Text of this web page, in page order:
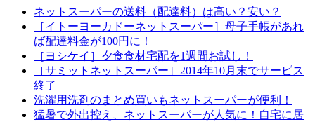
ネットスーパーの送料（配達料）は高い？安い？
［イトーヨーカドーネットスーパー］母子手帳があれ
ば配達料金が100円に！
［ヨシケイ］夕食食材宅配を1週間お試し！
［サミットネットスーパー］2014年10月末でサービス
終了
洗濯用洗剤のまとめ買いもネットスーパーが便利！
猛暑で外出控え、ネットスーパーが人気に！自宅に居